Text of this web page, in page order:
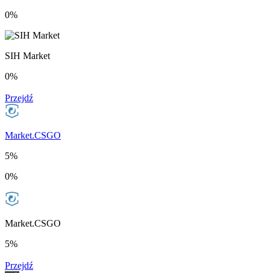
0%
SIH Market
0%
Przejdź
Market.CSGO
5%
0%
Market.CSGO
5%
Przejdź